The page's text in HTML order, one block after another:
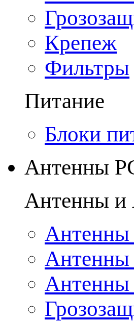
Крепеж
Фильтры
Питание
Блоки
Антенны
Антенны
Антенны
Антенны
Антенны